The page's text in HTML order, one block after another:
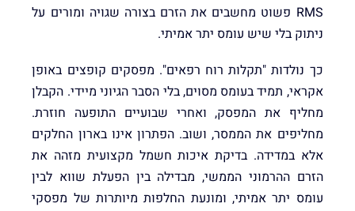
RMS פשוט מחשבים את הזרם בצורה שגויה ומורים על
ניתוק בלי שיש עומס יתר אמיתי.
כך נולדות "תקלות רוח רפאים". מפסקים קופצים באופן
אקראי, תמיד בעומס מסוים, בלי הסבר הגיוני מיידי. הקבלן
מחליף את המפסק, ואחרי שבועיים התופעה חוזרת.
מחליפים את הממסר, ושוב. הפתרון אינו בארון החלקים
אלא במדידה. בדיקת איכות חשמל מקצועית מזהה את
הזרם ההרמוני הממשי, מבדילה בין הפעלת שווא לבין
עומס יתר אמיתי, ומונעת החלפות מיותרות של מפסקי